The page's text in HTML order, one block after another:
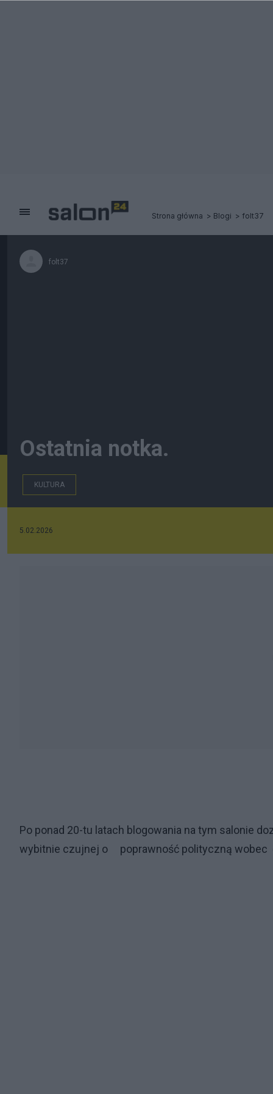
Strona główna Blogi folt37
folt37
Ostatnia notka.
KULTURA
5.02.2026
Po ponad 20-tu latach blogowania na tym salonie
wybitnie czujnej o poprawność polityczną wobec